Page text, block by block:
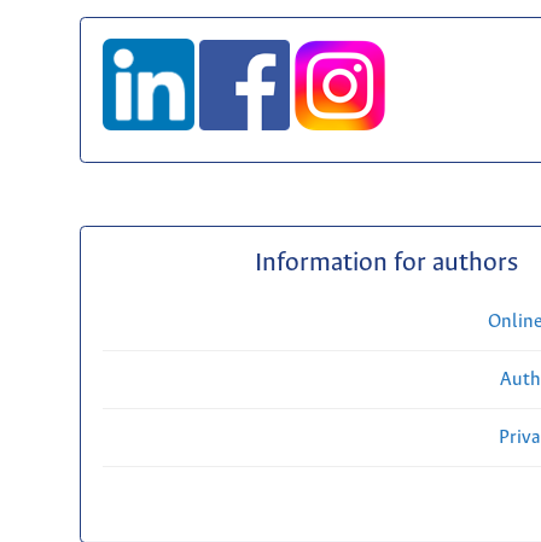
Information for authors